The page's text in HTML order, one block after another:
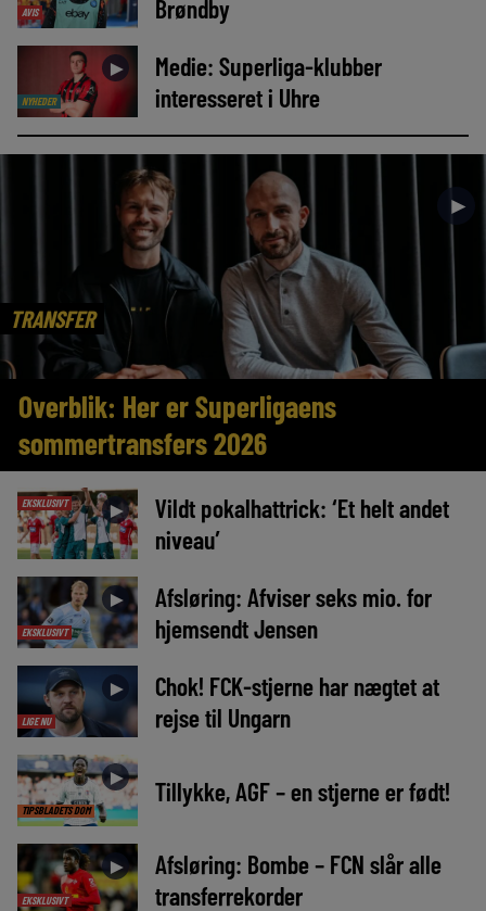
AVIS Brøndby
NYHEDER
►
Medie: Superliga-klubber
interesseret i Uhre
TRANSFER
►
Overblik: Her er Superligaens
sommertransfers 2026
EKSKLUSIVT ►
Vildt pokalhattrick: ‘Et helt andet
niveau’
EKSKLUSIVT
►
Afsløring: Afviser seks mio. for
hjemsendt Jensen
LIGE NU
►
Chok! FCK-stjerne har nægtet at
rejse til Ungarn
TIPSBLADETS DOM
► Tillykke, AGF – en stjerne er født!
EKSKLUSIVT
►
Afsløring: Bombe – FCN slår alle
transferrekorder